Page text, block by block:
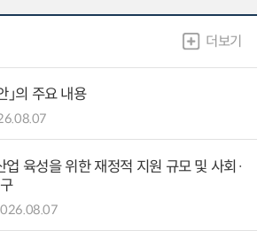
더보기
」의 주요 내용
육성을 위한 재정적 지원 규모 및 사회·